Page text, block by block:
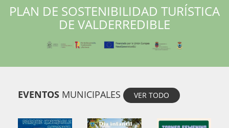
PLAN DE SOSTENIBILIDAD TURÍSTICA
DE VALDERREDIBLE
EVENTOS MUNICIPALES VER TODO